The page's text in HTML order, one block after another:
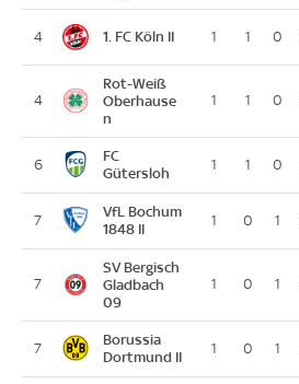
4 1. FC Köln II 1 1 0
4
Rot-Weiß
Oberhause
n
1 1 0
6
FC
Gütersloh
1 1 0
7
VfL Bochum
1848 II
1 0 1
7
SV Bergisch
Gladbach
09
1 0 1
7
Borussia
Dortmund II
1 0 1